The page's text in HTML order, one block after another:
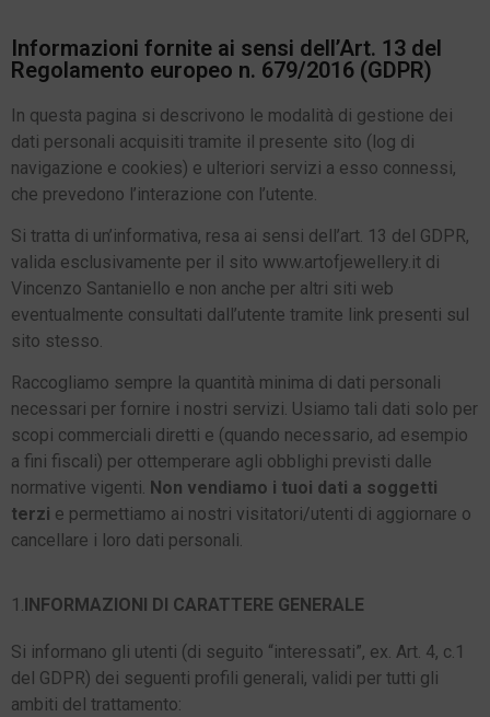
Informazioni fornite ai sensi dell’Art. 13 del
Regolamento europeo n. 679/2016 (GDPR)
In questa pagina si descrivono le modalità di gestione dei
dati personali acquisiti tramite il presente sito (log di
navigazione e cookies) e ulteriori servizi a esso connessi,
che prevedono l’interazione con l’utente
Si tratta di un’informativa, resa ai sensi dell’art. 13 del GDPR,
valida esclusivamente per il sito www.artofjewellery.it di
Vincenzo Santaniello e non anche per altri siti web
eventualmente consultati dall’utente tramite link presenti sul
sito stesso.
Raccogliamo sempre la quantità minima di dati personali
necessari per fornire i nostri servizi. Usiamo tali dati solo per
scopi commerciali diretti e (quando necessario, ad esempio
a fini fiscali) per ottemperare agli obblighi previsti dalle
normative vigenti. Non vendiamo i tuoi dati a soggetti
terzi e permettiamo ai nostri visitatori/utenti di aggiornare o
cancellare i loro dati personali.
1.INFORMAZIONI DI CARATTERE GENERALE
Si informano gli utenti (di seguito “interessati”, ex. Art. 4, c.1
del GDPR) dei seguenti profili generali, validi per tutti gli
ambiti del trattamento: